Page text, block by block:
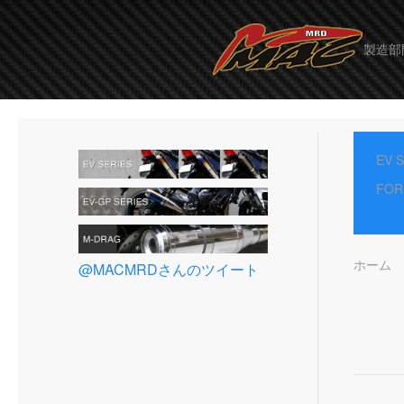
製造部
@MACMRDさんのツイート
EV
ホーム